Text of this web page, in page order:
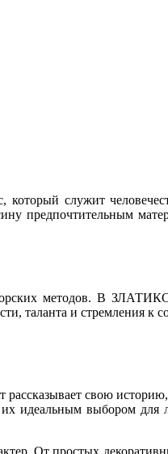
который служит
предпочтительным
методов. В
таланта и стремления к
свою историю,
идеальным выбором для